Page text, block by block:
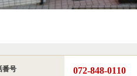
番号 072-848-0110